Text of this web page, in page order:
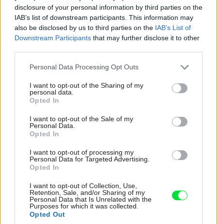
disclosure of your personal information by third parties on the
IAB’s list of downstream participants. This information may
also be disclosed by us to third parties on the IAB’s List of
Downstream Participants that may further disclose it to other
Please note that this website/app uses one or more Google
not limited to your visit or usage behaviour. You may click to
grant or deny consent to Google and its third-party tags to
use your data for below specified purposes in below Google
consent section.
Personal Data Processing Opt Outs
I want to opt-out of the Sharing of my
personal data.
Opted In
I want to opt-out of the Sale of my
Personal Data.
Opted In
I want to opt-out of processing my
Personal Data for Targeted Advertising.
Opted In
I want to opt-out of Collection, Use,
Retention, Sale, and/or Sharing of my
Personal Data that Is Unrelated with the
Purposes for which it was collected.
Opted Out
Ján Šimko
spolupráca na interiéri: Helena Kučerová
lokalita: Malorka, Španielsko
zastavaná plocha: 266,96 m²
hrubá podlahová plocha: 402,37 m²
úžitková plocha : 304,42 m²
projekt: 2017